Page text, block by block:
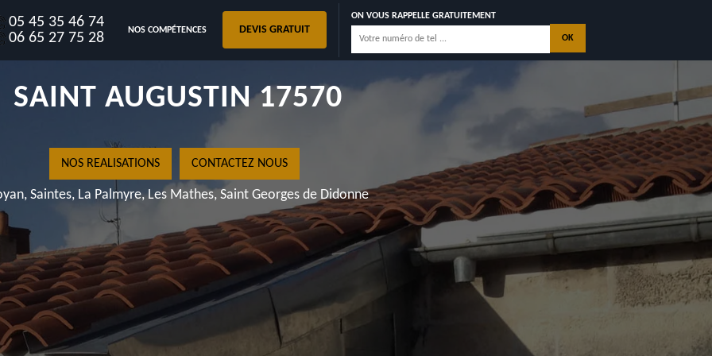
05 45 35 46 74
06 65 27 75 28
NOS COMPÉTENCES DEVIS GRATUIT
ON VOUS RAPPELLE GRATUITEMENT
Royan, Saintes,